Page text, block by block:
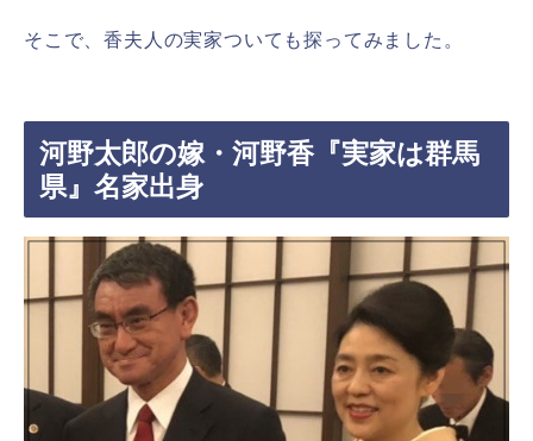
そこで、香夫人の実家ついても探ってみました。
河野太郎の嫁・河野香『実家は群馬
県』名家出身